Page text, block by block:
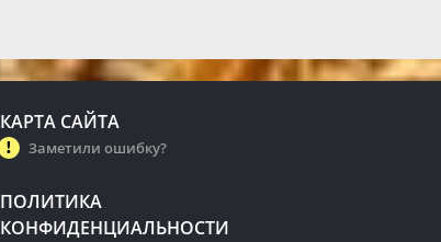
КАРТА САЙТА
Заметили ошибку?
ПОЛИТИКА
КОНФИДЕНЦИАЛЬНОСТИ